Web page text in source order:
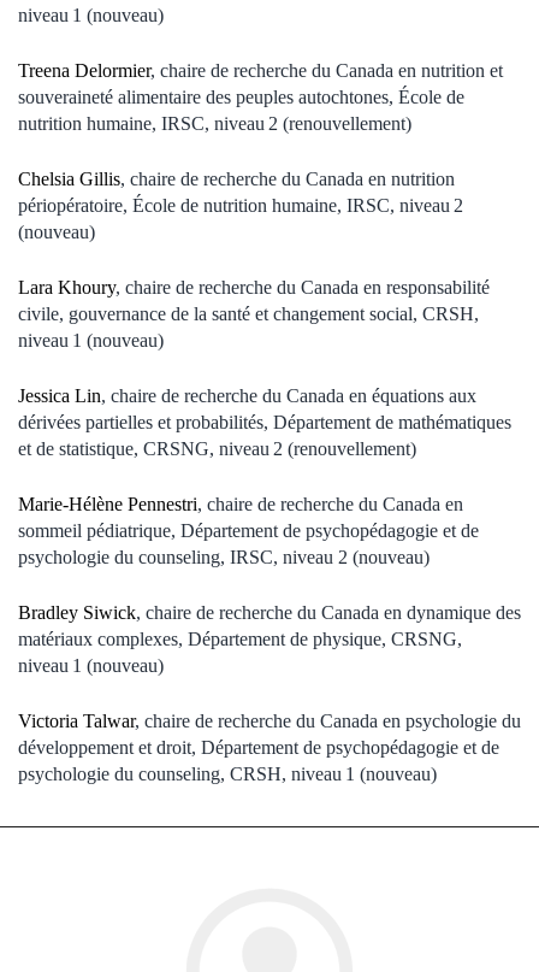
niveau 1 (nouveau)
Treena Delormier, chaire de recherche du Canada en nutrition et
souveraineté alimentaire des peuples autochtones, École de
nutrition humaine, IRSC, niveau 2 (renouvellement)
Chelsia Gillis, chaire de recherche du Canada en nutrition
périopératoire, École de nutrition humaine, IRSC, niveau 2
(nouveau)
Lara Khoury, chaire de recherche du Canada en responsabilité
civile, gouvernance de la santé et changement social, CRSH,
niveau 1 (nouveau)
Jessica Lin, chaire de recherche du Canada en équations aux
dérivées partielles et probabilités, Département de mathématiques
et de statistique, CRSNG, niveau 2 (renouvellement)
Marie-Hélène Pennestri, chaire de recherche du Canada en
sommeil pédiatrique, Département de psychopédagogie et de
psychologie du counseling, IRSC, niveau 2 (nouveau)
Bradley Siwick, chaire de recherche du Canada en dynamique des
matériaux complexes, Département de physique, CRSNG,
niveau 1 (nouveau)
Victoria Talwar, chaire de recherche du Canada en psychologie du
développement et droit, Département de psychopédagogie et de
psychologie du counseling, CRSH, niveau 1 (nouveau)